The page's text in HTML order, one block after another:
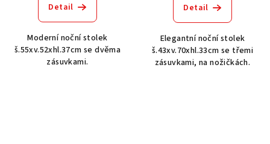
Detail
Moderní noční stolek
š.55xv.52xhl.37cm se dvěma
zásuvkami.
Detail
Elegantní noční stolek
š.43xv.70xhl.33cm se třemi
zásuvkami, na nožičkách.